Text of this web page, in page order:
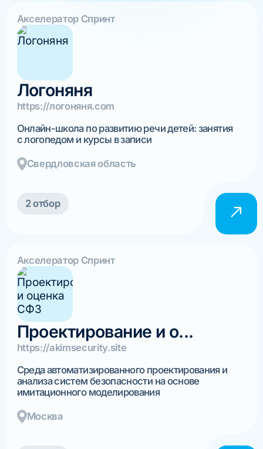
Акселератор Спринт
Логоняня
https://логоняня.com
Онлайн-школа по развитию речи детей: занятия
с логопедом и курсы в записи
Свердловская область
2 отбор
Акселератор Спринт
Проектирование и о...
https://akimsecurity.site
Среда автоматизированного проектирования и
анализа систем безопасности на основе
имитационного моделирования
Москва